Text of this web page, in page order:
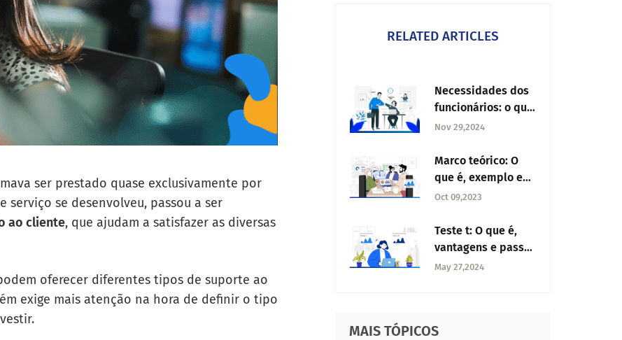
ser prestado quase exclusivamente por
serviço se desenvolveu, passou a ser
ao cliente, que ajudam a satisfazer as diversas
oferecer diferentes tipos de suporte ao
exige mais atenção na hora de definir o tipo
RELATED ARTICLES
Necessidades dos
funcionários: o que
são e dicas
Nov 29,2024
Marco teórico: O
que é, exemplo e
como produzir
Oct 09,2023
Teste t: O que é,
vantagens e passos
para realizar
May 27,2024
MAIS TÓPICOS